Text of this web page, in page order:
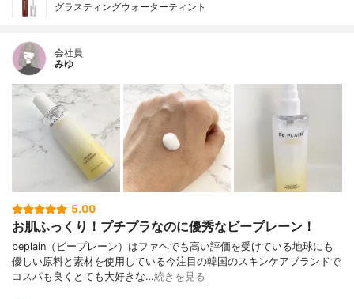
グラスティングウォーターティント
会社員
みゆ
5.00
お肌ふっくり！プチプラなのに優秀なビープレーン！
beplain（ビープレーン）はファヘでも高い評価を受けている地球にも
優しい原料と素材を使用している今注目の韓国のスキンケアブランドで
コスパも良くとても大好きな…続きを見る